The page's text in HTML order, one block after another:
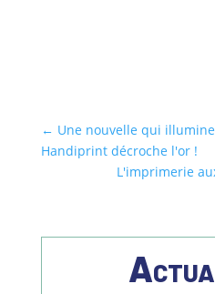
← Une nouvelle qui
Handiprint décroche l'or !
L'imprimerie